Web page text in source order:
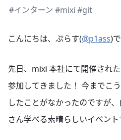
#インターン #mixi #git
こんにちは、ぷらす(@p1ass)で
先日、mixi 本社にて開催された
参加してきました！ 今までこ
したことがなかったのですが
さん学べる素晴らしいイベント